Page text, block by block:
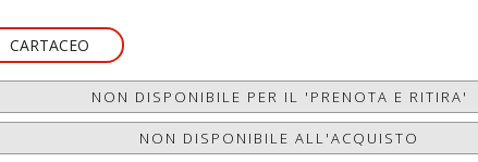
CARTACEO
NON DISPONIBILE PER IL 'PRENOTA E RITIRA'
NON DISPONIBILE ALL'ACQUISTO